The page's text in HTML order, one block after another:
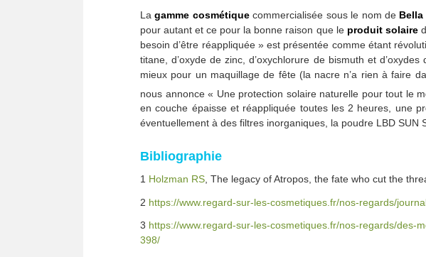
Lagamme cosmétiquecommercialisée sous le nom de Bella
pour autant et ce pour la bonne raison que leproduit solaire
besoin d’être réappliquée » est présentée comme étant
titane, d’oxyde de zinc, d’oxychlorure de bismuth et
mieux pour un maquillage de fête (la nacre n’a rien à faire
nous annonce « Une protection solaire naturelle pour tout le
en couche épaisse et réappliquée toutes les 2 heures, une
éventuellement à des filtres inorganiques, la poudre LBD
Bibliographie
1 Holzman RS , The legacy of Atropos, the fate who cut the
2 https://www.regard-sur-les-cosmetiques.fr/nos-regards/
3 https://www.regard-sur-les-cosmetiques.fr/nos-regards/
398/